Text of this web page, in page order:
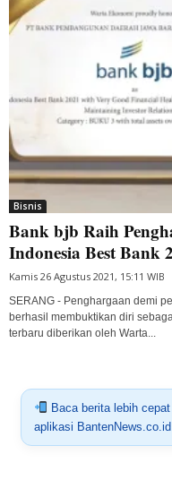
Bisnis
Bank bjb Raih
Indonesia Best Bank
Kamis 26 Agustus 2021, 15:11 WIB
SERANG - Penghargaan demi
berhasil membuktikan diri
terbaru diberikan oleh Warta...
Baca berita lebih
aplikasi BantenNews.co.id